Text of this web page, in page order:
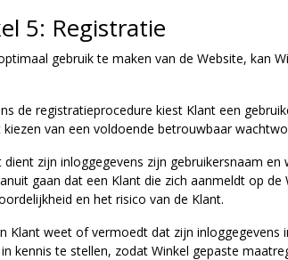
5: Registratie
gebruik te maken van de Website, kan
de registratieprocedure kiest Klant een
van een voldoende betrouwbaar
dient zijn inloggegevens zijn gebruikersnaam
gaan dat een Klant die zich aanmeldt op
en het risico van de Klant.
Klant weet of vermoedt dat zijn
kennis te stellen, zodat Winkel gepaste